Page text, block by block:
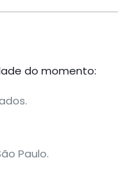
do momento:
Paulo.